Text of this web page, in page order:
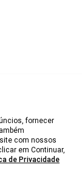
fornecer
com nossos
em Continuar,
de Privacidade
América, São Paulo -